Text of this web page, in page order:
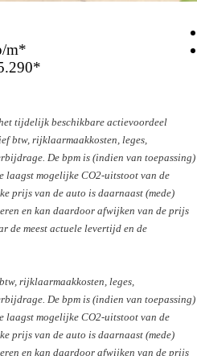
m*
tijdelijk beschikbare actievoordeel
btw, rijklaarmaakkosten, leges,
De bpm is (indien van toepassing)
laagst mogelijke CO2-uitstoot van de
prijs van de auto is daarnaast (mede)
en kan daardoor afwijken van de prijs
de meest actuele levertijd en de
rijklaarmaakkosten, leges,
De bpm is (indien van toepassing)
laagst mogelijke CO2-uitstoot van de
prijs van de auto is daarnaast (mede)
en kan daardoor afwijken van de prijs